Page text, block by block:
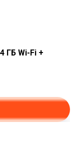
ГБ Wi-Fi +